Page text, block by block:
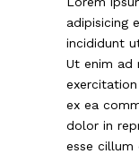
adipisicing
incididunt
Ut enim ad
ex ea
dolor in
esse cillum